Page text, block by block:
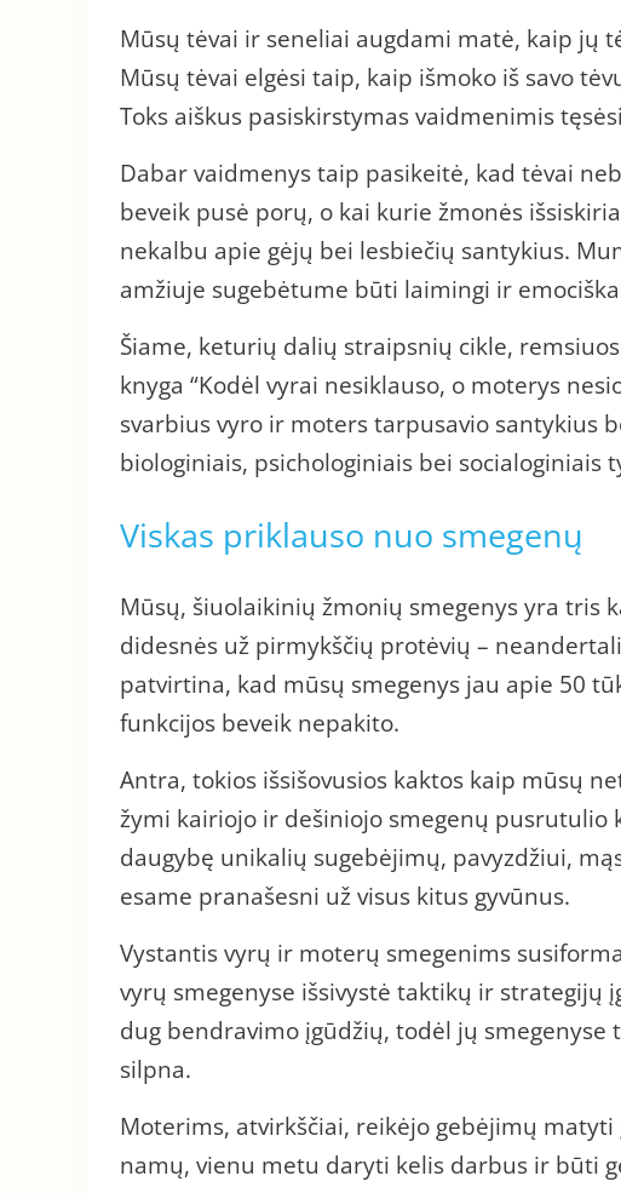
Mūsų tėvai ir seneliai augdami matė, kaip jų
Mūsų tėvai elgėsi taip, kaip išmoko iš savo
Toks aiškus pasiskirstymas vaidmenimis
Dabar vaidmenys taip pasikeitė, kad tėvai
beveik pusė porų, o kai kurie žmonės
nekalbu apie gėjų bei lesbiečių santykius.
amžiuje sugebėtume būti laimingi ir
Šiame, keturių dalių straipsnių cikle,
knyga “Kodėl vyrai nesiklauso, o moterys
svarbius vyro ir moters tarpusavio santykius
biologiniais, psichologiniais bei socialoginiais
Viskas priklauso nuo smegenų
Mūsų, šiuolaikinių žmonių smegenys yra tris
didesnės už pirmykščių protėvių –
patvirtina, kad mūsų smegenys jau apie 50
funkcijos beveik nepakito.
Antra, tokios išsišovusios kaktos kaip mūsų
žymi kairiojo ir dešiniojo smegenų pusrutulio
daugybę unikalių sugebėjimų, pavyzdžiui,
esame pranašesni už visus kitus gyvūnus.
Vystantis vyrų ir moterų smegenims
vyrų smegenyse išsivystė taktikų ir strategijų
dug bendravimo įgūdžių, todėl jų
silpna.
Moterims, atvirkščiai, reikėjo gebėjimų
namų, vienu metu daryti kelis darbus ir būti